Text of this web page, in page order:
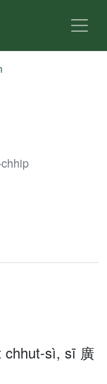
chhut-sì, sī 廣